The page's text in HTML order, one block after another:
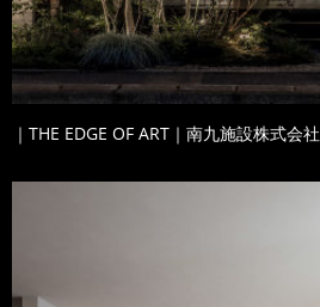
｜THE EDGE OF ART｜南九施設株式会社